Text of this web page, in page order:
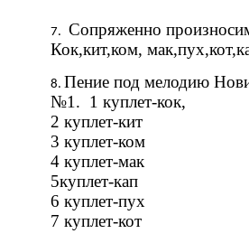
Сопряженно
Кок,кит,ком,
Пение под мелодию
№1. 1 куплет-кок,
2 куплет-кит
3 куплет-ком
4 куплет-мак
5куплет-кап
6 куплет-пух
7 куплет-кот